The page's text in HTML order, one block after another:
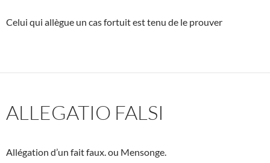
Celui qui allègue un cas fortuit est tenu de le prouver
ALLEGATIO FALSI
Allégation d’un fait faux. ou Mensonge.